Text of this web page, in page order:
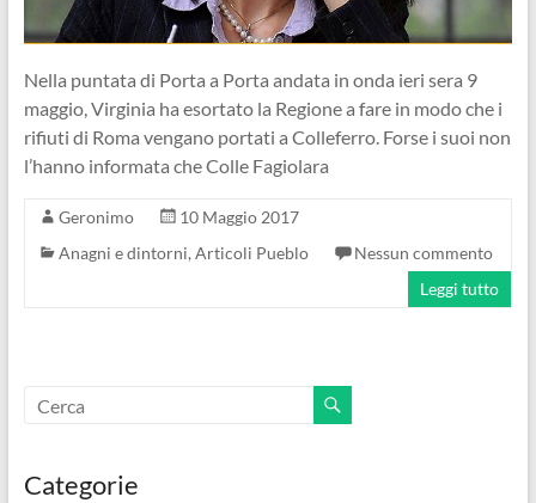
Nella puntata di Porta a Porta andata in onda ieri sera 9
maggio, Virginia ha esortato la Regione a fare in modo che i
rifiuti di Roma vengano portati a Colleferro. Forse i suoi non
l’hanno informata che Colle Fagiolara
Geronimo
10 Maggio 2017
Anagni e dintorni,Articoli Pueblo
Nessun commento
Leggi tutto
Categorie